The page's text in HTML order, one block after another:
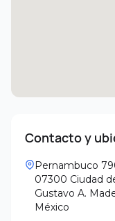
Contacto y
Pernambuco
07300 Ciudad
Gustavo A.
México